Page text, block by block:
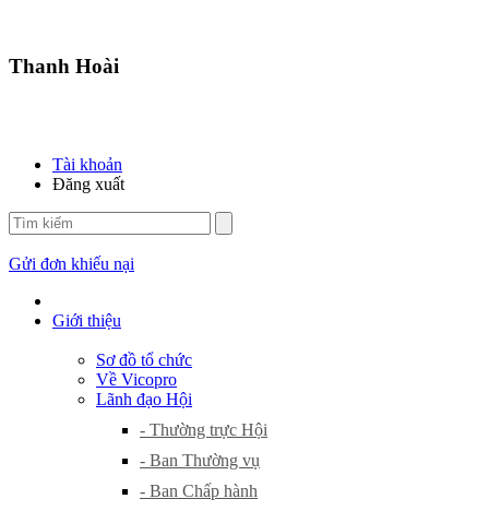
Thanh Hoài
Tài khoản
Đăng xuất
Gửi đơn khiếu nại
Giới thiệu
Sơ đồ tổ chức
Về Vicopro
Lãnh đạo Hội
- Thường trực Hội
- Ban Thường vụ
- Ban Chấp hành